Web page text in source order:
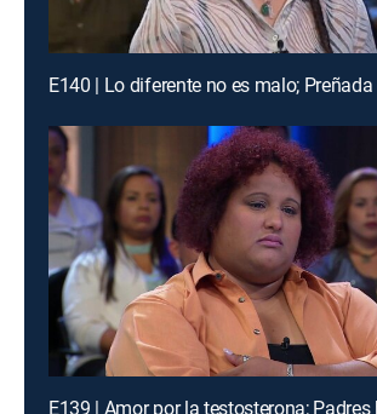
E140 | Lo diferente no es malo;
E139 | Amor por la testosterona;